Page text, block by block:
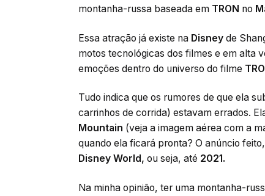
montanha-russa baseada em TRON no
Essa atração já existe na Disney de
motos tecnológicas dos filmes e em alta
emoções dentro do universo do filme
Tudo indica que os rumores de que ela
carrinhos de corrida) estavam errados.
Mountain (veja a imagem aérea com a
quando ela ficará pronta? O anúncio
Disney World, ou seja, até 2021.
Na minha opinião, ter uma montanha-